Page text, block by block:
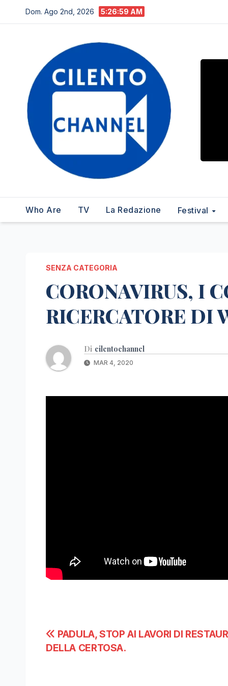
al
Dom. Ago 2nd, 2026 5:27:00 AM
Who Are TV La Redazione Festival
SENZA CATEGORIA
CORONAVIRUS, I
RICERCATORE DI
Di cilentochannel
MAR 4, 2020
Navigazione
articoli
PADULA, STOP AI LAVORI DI
DELLA CERTOSA.